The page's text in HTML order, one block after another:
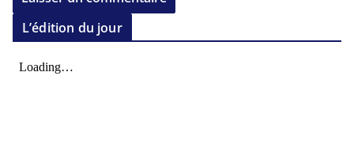
L’édition du jour